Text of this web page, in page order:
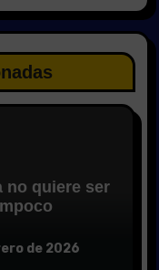
no quiere ser
de 2026